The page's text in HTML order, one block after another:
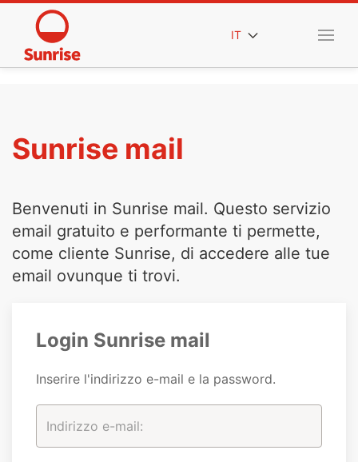
IT
Sunrise mail
Benvenuti in Sunrise mail. Questo servizio
email gratuito e performante ti permette,
come cliente Sunrise, di accedere alle tue
email ovunque ti trovi.
Login Sunrise mail
Inserire l'indirizzo e-mail e la password.